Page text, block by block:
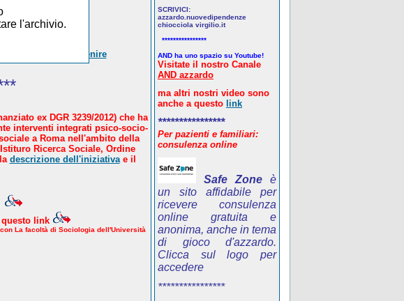
l'archivio.
proposto da Avvenire
ex DGR 3239/2012) che ha
interventi integrati psico-socio-
a Roma nell'ambito della
Ricerca Sociale, Ordine
descrizione dell'iniziativae il
link
La facoltà di Sociologia dell'Università
SCRIVICI:
azzardo.nuovedipendenze
chiocciola virgilio.it
****************
AND ha uno spazio su Youtube!
Visitate il nostro Canale
AND azzardo
ma altri nostri video sono
anche a questo link
****************
Per pazienti e familiari:
consulenza online
Safe Zone è
un sito affidabile per
ricevere consulenza
online gratuita e
anonima, anche in tema
di gioco d'azzardo.
Clicca sul logo per
accedere
****************